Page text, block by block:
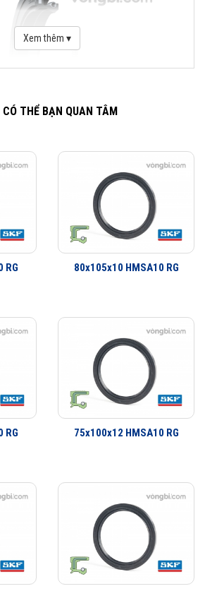
Catalogue Phớt chặn dầu SKF
trọng trong việc che chắn bảo vệ vòng bi.
bao gồm các loại phớt tiếp xúc với bề mặt cố
nghiệp. SKF có thể cung cấp các giải pháp
từ thiết kế đến sản xuất số lượng lớn, từ lắp
thị trường thay thế sau đó.
Xem thêm ▾
THỂ BẠN QUAN TÂM
RG 80x105x10 HMSA10 RG
RG 75x100x12 HMSA10 RG